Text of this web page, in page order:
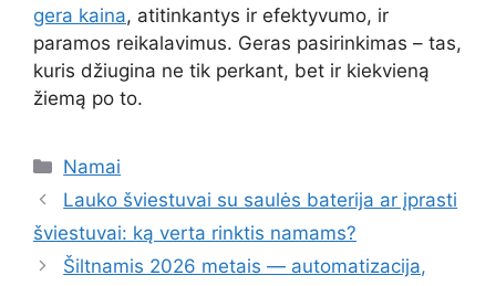
gera kaina, atitinkantys ir efektyvumo, ir
paramos reikalavimus. Geras pasirinkimas – tas,
kuris džiugina ne tik perkant, bet ir kiekvieną
žiemą po to.
Kategorijos
Namai
Lauko šviestuvai su saulės baterija ar įprasti
šviestuvai: ką verta rinktis namams?
Šiltnamis 2026 metais — automatizacija,